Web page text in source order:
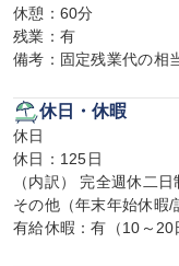
休憩：60分
残業：有
備考：固定残業代の相
休日・休暇
休日
休日：125日
（内訳） 完全週休二
その他（年末年始休暇/
有給休暇：有（10～20